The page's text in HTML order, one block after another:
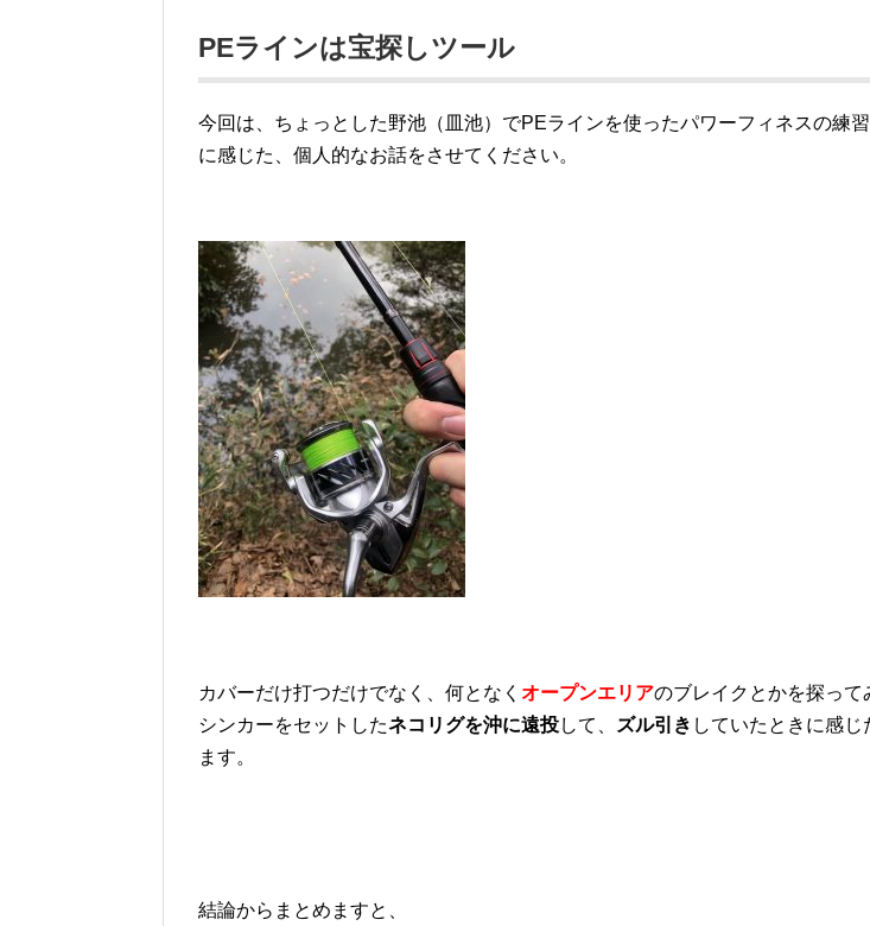
PEラインは宝探しツール
今回は、ちょっとした野池（皿池）でPEラインを使ったパワーフィネスの練
に感じた、個人的なお話をさせてください。
カバーだけ打つだけでなく、何となく オープンエリアのブレイクとかを探って
シンカーをセットしたネコリグを沖に遠投して、 ズル引き していたときに感じ
ます。
結論からまとめますと、